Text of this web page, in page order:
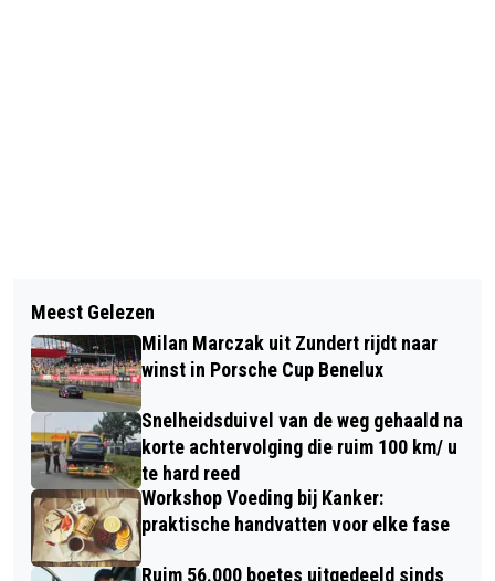
FOTOPUZZEL WANDELTOCHT VAN ONS
GENOEGEN VAN START
OPENSTELLING AKKERMOLEN
Meest Gelezen
Milan Marczak uit Zundert rijdt naar
winst in Porsche Cup Benelux
Snelheidsduivel van de weg gehaald na
korte achtervolging die ruim 100 km/ u
te hard reed
Workshop Voeding bij Kanker:
praktische handvatten voor elke fase
Ruim 56.000 boetes uitgedeeld sinds